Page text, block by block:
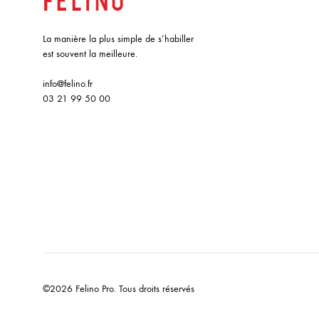
La manière la plus simple de s’habiller
est souvent la meilleure.
info@felino.fr
03 21 99 50 00
©2026 Felino Pro. Tous droits réservés